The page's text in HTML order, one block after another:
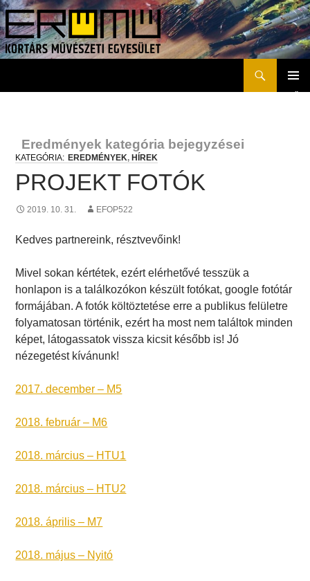
Eredmények kategória bejegyzései
EREDMÉNYEK, HÍREK
PROJEKT FOTÓK
2019. 10. 31. EFOP522
Kedves partnereink, résztvevőink!
Mivel sokan kértétek, ezért elérhetővé tesszük a
honlapon is a találkozókon készült fotókat, google fotótár
formájában. A fotók költöztetése erre a publikus felületre
folyamatosan történik, ezért ha most nem találtok minden
képet, látogassatok vissza kicsit később is! Jó
nézegetést kívánunk!
2017. december – M5
2018. február – M6
2018. március – HTU1
2018. március – HTU2
2018. április – M7
2018. május – Nyitó